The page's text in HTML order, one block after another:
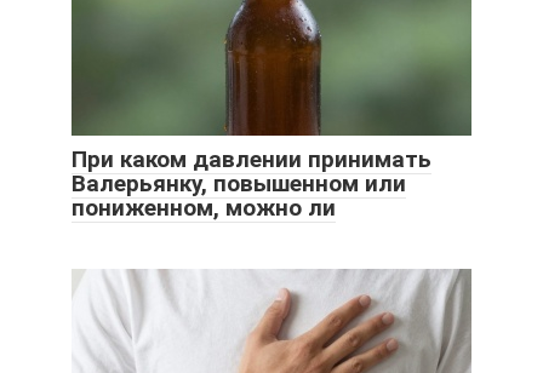
При каком давлении принимать
Валерьянку, повышенном или
пониженном, можно ли